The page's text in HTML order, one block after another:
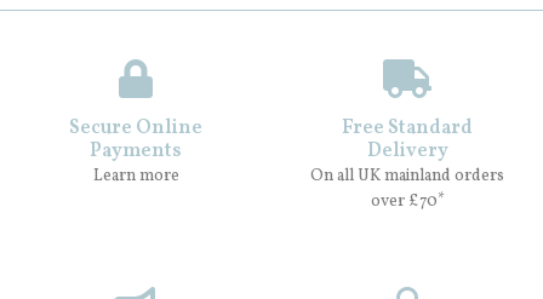
Secure Online
Payments
Learn more
Free Standard
Delivery
On all UK mainland orders
over £70*